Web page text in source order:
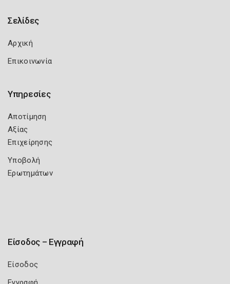
Σελίδες
Αρχική
Επικοινωνία
Υπηρεσίες
Αποτίμηση
Αξίας
Επιχείρησης
Υποβολή
Ερωτημάτων
Είσοδος – Εγγραφή
Είσοδος